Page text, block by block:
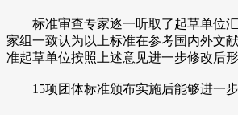
标准审查专家逐一听取了起草单位汇
家组一致认为以上标准在参考国内外文
准起草单位按照上述意见进一步修改后
15项团体标准颁布实施后能够进一步